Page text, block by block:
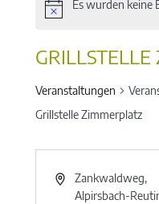
Es wurden keine
Veranstaltungen
Grillstelle Zimmerplatz
Zankwaldweg,
Alpirsbach-